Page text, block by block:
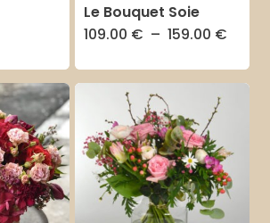
Le Bouquet Soie
109.00 € – 159.00 €Plage
prix :
Ce
plusieurs
variations.
Les
options